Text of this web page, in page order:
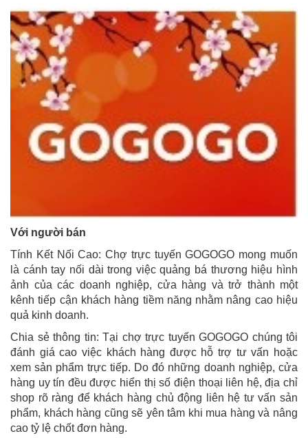
Với người bán
Tính Kết Nối Cao: Chợ trực tuyến GOGOGO mong muốn
là cánh tay nối dài trong việc quảng bá thương hiệu hình
ảnh của các doanh nghiệp, cửa hàng và trở thành một
kênh tiếp cận khách hàng tiềm năng nhằm nâng cao hiệu
quả kinh doanh.
Chia sẻ thông tin: Tại chợ trực tuyến GOGOGO chúng tôi
đánh giá cao việc khách hàng được hỗ trợ tư vấn hoặc
xem sản phẩm trực tiếp. Do đó những doanh nghiệp, cửa
hàng uy tín đều được hiển thị số điện thoại liên hệ, địa chỉ
shop rõ ràng để khách hàng chủ động liên hệ tư vấn sản
phẩm, khách hàng cũng sẽ yên tâm khi mua hàng và nâng
cao tỷ lệ chốt đơn hàng.